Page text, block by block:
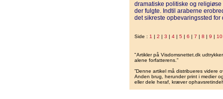
dramatiske politiske og
der fulgte. Indtil araberne
det sikreste opbevaringssted
Side : 1 | 2 | 3 | 4 | 5 | 6 | 7 | 8 | 9 | 10
"Artikler på Visdomsnettet.dk
alene forfatterens.”
”Denne artikel må distribueres videre
Anden brug, herunder print i medier
eller dele heraf, kræver